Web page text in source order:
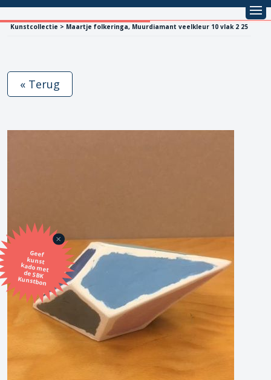
Kunstcollectie > Maartje folkeringa, Muurdiamant veelkleur 10 vlak 2 25
Geef
kunst
kado met
de SBK
Kunstbon
« Terug